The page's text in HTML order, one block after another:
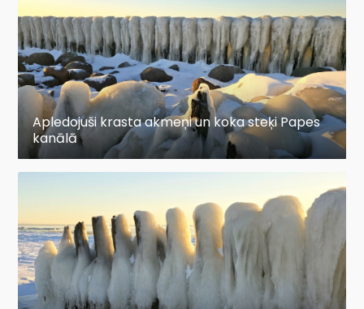
Apledojuši krasta akmeņi un koka steķi Papes
kanālā